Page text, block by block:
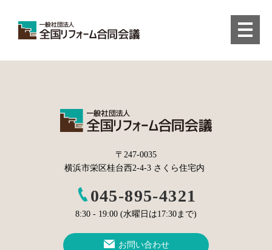
〒247-0035
横浜市栄区桂台西2-4-3 さくら住宅内
045-895-4321
8:30 - 19:00 (水曜日は17:30まで)
お問い合わせ